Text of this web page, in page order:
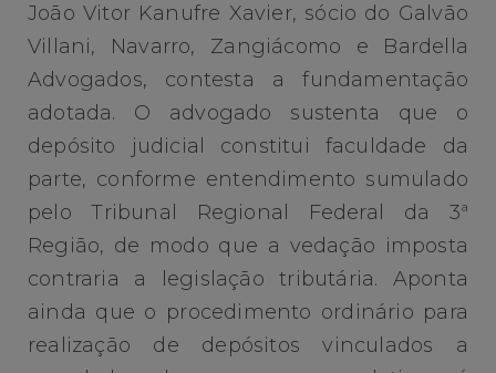
João Vitor Kanufre Xavier, sócio do Galvão
Villani, Navarro, Zangiácomo e Bardella
Advogados, contesta a fundamentação
adotada. O advogado sustenta que o
depósito judicial constitui faculdade da
parte, conforme entendimento sumulado
pelo Tribunal Regional Federal da 3ª
Região, de modo que a vedação imposta
contraria a legislação tributária. Aponta
ainda que o procedimento ordinário para
realização de depósitos vinculados a